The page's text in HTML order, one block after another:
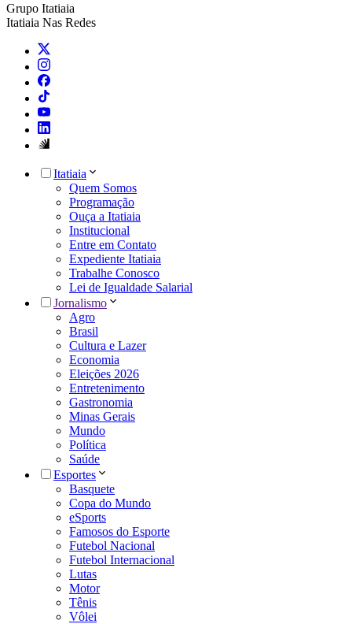
Grupo Itatiaia
Itatiaia Nas Redes
Itatiaia
Quem Somos
Programação
Ouça a Itatiaia
Institucional
Entre em Contato
Expediente Itatiaia
Trabalhe Conosco
Lei de Igualdade Salarial
Jornalismo
Agro
Brasil
Cultura e Lazer
Economia
Eleições 2026
Entretenimento
Gastronomia
Minas Gerais
Mundo
Política
Saúde
Esportes
Basquete
Copa do Mundo
eSports
Famosos do Esporte
Futebol Nacional
Futebol Internacional
Lutas
Motor
Tênis
Vôlei